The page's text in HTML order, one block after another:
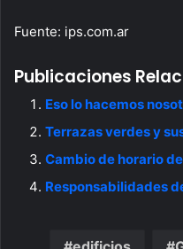
Fuente: ips.com.ar
Publicaciones
Eso lo hacemos
Terrazas verdes y
Cambio de horario
Responsabilidades